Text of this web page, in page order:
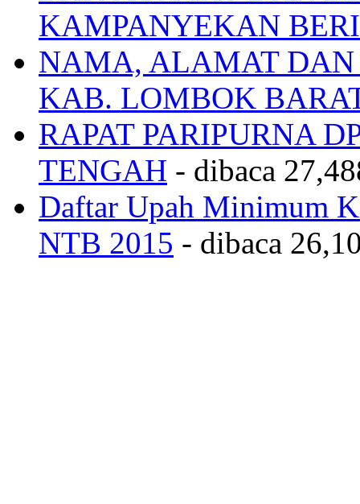
KAMPANYEKAN
NAMA, ALAMAT DAN
KAB. LOMBOK
RAPAT PARIPURNA
TENGAH - dibaca
Daftar Upah Minimum
NTB 2015 - dibaca